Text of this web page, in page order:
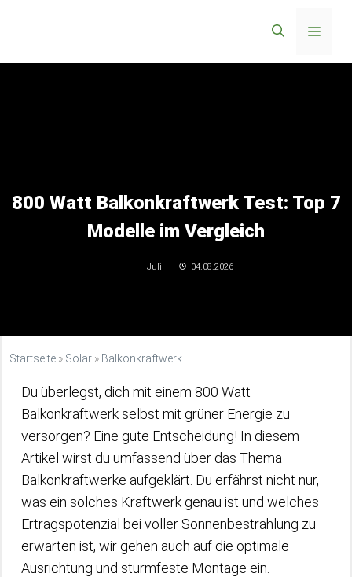
Menü
800 Watt Balkonkraftwerk Test: Top 7
Modelle im Vergleich
Juli 04.08.2026
Startseite » Solar » Balkonkraftwerk
Du überlegst, dich mit einem 800 Watt
Balkonkraftwerk selbst mit grüner Energie zu
versorgen? Eine gute Entscheidung! In diesem
Artikel wirst du umfassend über das Thema
Balkonkraftwerke aufgeklärt. Du erfährst nicht nur,
was ein solches Kraftwerk genau ist und welches
Ertragspotenzial bei voller Sonnenbestrahlung zu
erwarten ist, wir gehen auch auf die optimale
Ausrichtung und sturmfeste Montage ein.